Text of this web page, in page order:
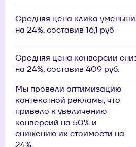
Средняя цена клика
на 24%, составив 16,1 руб
Средняя цена конверсии
на 24%, составив 409 руб.
Мы провели оптимизацию
контекстной рекламы, что
привело к увеличению
конверсий на 50% и
снижению их стоимости на
24%.